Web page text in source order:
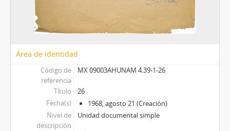
Área de identidad
Código de
referencia
MX 09003AHUNAM 4.39-1-26
Título
26
Fecha(s)
1968, agosto 21 (Creación)
Nivel de
descripción
Unidad documental simple